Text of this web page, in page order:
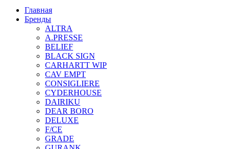
Главная
Бренды
ALTRA
A.PRESSE
BELIEF
BLACK SIGN
CARHARTT WIP
CAV EMPT
CONSIGLIERE
CYDERHOUSE
DAIRIKU
DEAR BORO
DELUXE
F/CE
GRADE